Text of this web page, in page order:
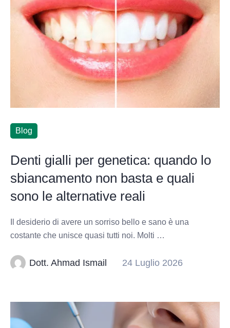
Blog
Denti gialli per genetica: quando lo
sbiancamento non basta e quali
sono le alternative reali
Il desiderio di avere un sorriso bello e sano è una
costante che unisce quasi tutti noi. Molti …
Dott. Ahmad Ismail 24 Luglio 2026